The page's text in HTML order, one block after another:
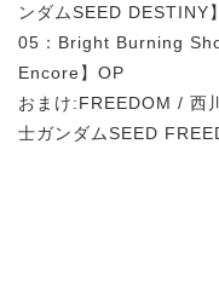
ンダムSEED DESTINY
05：Bright Burning
Encore】OP
おまけ:FREEDOM /
士ガンダムSEED